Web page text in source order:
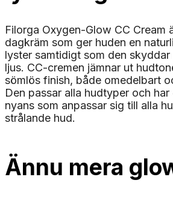
Filorga Oxygen-Glow CC Cream
dagkräm som ger huden en
lyster samtidigt som den
ljus. CC-cremen jämnar ut
sömlös finish, både omedelbart
Den passar alla hudtyper och
nyans som anpassar sig till alla
strålande hud.
Ännu mera